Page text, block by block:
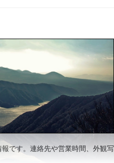
です。連絡先や営業時間、外観写